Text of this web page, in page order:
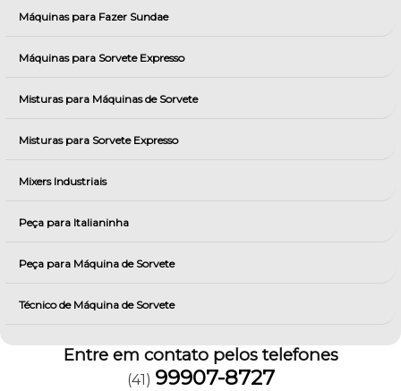
Máquinas para Fazer Sundae
Máquinas para Sorvete Expresso
Misturas para Máquinas de Sorvete
Misturas para Sorvete Expresso
Mixers Industriais
Peça para Italianinha
Peça para Máquina de Sorvete
Técnico de Máquina de Sorvete
Entre em contato pelos telefones
(41) 99907-8727